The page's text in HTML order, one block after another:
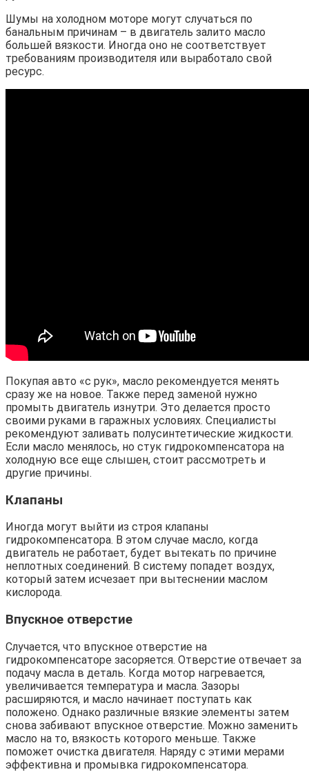
Шумы на холодном моторе могут случаться по
банальным причинам – в двигатель залито масло
большей вязкости. Иногда оно не соответствует
требованиям производителя или выработало свой
ресурс.
Покупая авто «с рук», масло рекомендуется менять
сразу же на новое. Также перед заменой нужно
промыть двигатель изнутри. Это делается просто
своими руками в гаражных условиях. Специалисты
рекомендуют заливать полусинтетические жидкости.
Если масло менялось, но стук гидрокомпенсатора на
холодную все еще слышен, стоит рассмотреть и
другие причины.
Клапаны
Иногда могут выйти из строя клапаны
гидрокомпенсатора. В этом случае масло, когда
двигатель не работает, будет вытекать по причине
неплотных соединений. В систему попадет воздух,
который затем исчезает при вытеснении маслом
кислорода.
Впускное отверстие
Случается, что впускное отверстие на
гидрокомпенсаторе засоряется. Отверстие отвечает за
подачу масла в деталь. Когда мотор нагревается,
увеличивается температура и масла. Зазоры
расширяются, и масло начинает поступать как
положено. Однако различные вязкие элементы затем
снова забивают впускное отверстие. Можно заменить
масло на то, вязкость которого меньше. Также
поможет очистка двигателя. Наряду с этими мерами
эффективна и промывка гидрокомпенсатора.